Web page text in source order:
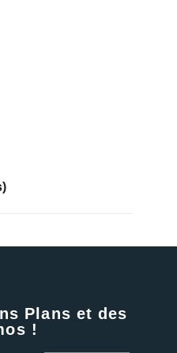
Plans et des
!